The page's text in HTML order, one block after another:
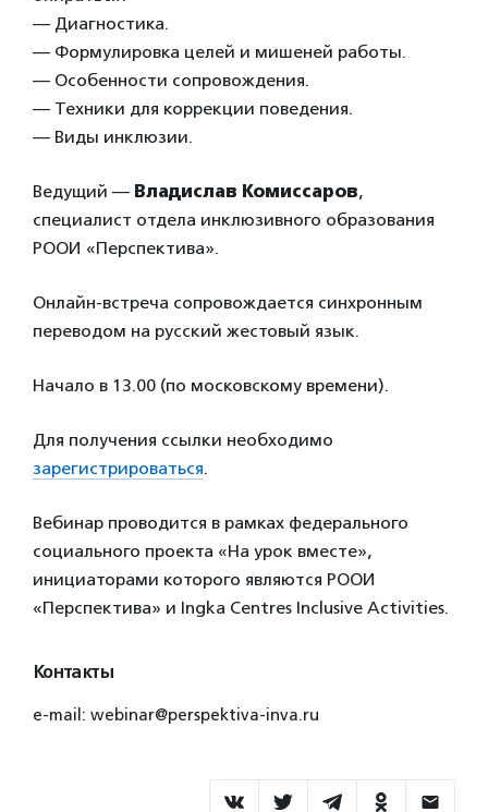
— Диагностика.
— Формулировка целей и мишеней работы.
— Особенности сопровождения.
— Техники для коррекции поведения.
— Виды инклюзии.
Ведущий — Владислав Комиссаров,
специалист отдела инклюзивного образования
РООИ «Перспектива».
Онлайн-встреча сопровождается синхронным
переводом на русский жестовый язык.
Начало в 13.00 (по московскому времени).
Для получения ссылки необходимо
зарегистрироваться.
Вебинар проводится в рамках федерального
социального проекта «На урок вместе»,
инициаторами которого являются РООИ
«Перспектива» и Ingka Centres Inclusive Activities.
Контакты
e-mail: webinar@perspektiva-inva.ru